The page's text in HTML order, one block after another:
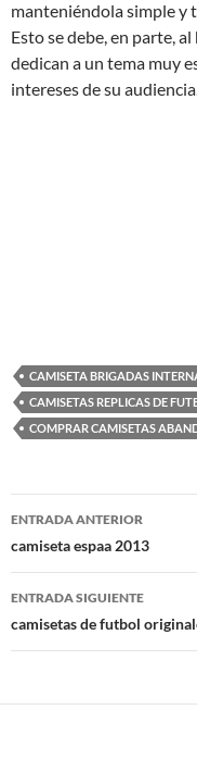
manteniéndola simple y
Esto se debe, en parte,
dedican a un tema muy
intereses de su
CAMISETA BRIGADAS
CAMISETAS REPLICAS DE
COMPRAR CAMISETAS
Navegación
de
entradas
ENTRADA ANTERIOR
camiseta espaa 2013
ENTRADA SIGUIENTE
camisetas de futbol